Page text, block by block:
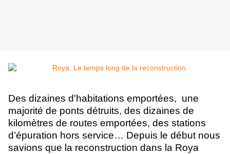
Des dizaines d'habitations emportées,  une
majorité de ponts détruits, des dizaines de
kilomètres de routes emportées, des stations
d’épuration hors service… Depuis le début nous
savions que la reconstruction dans la Roya